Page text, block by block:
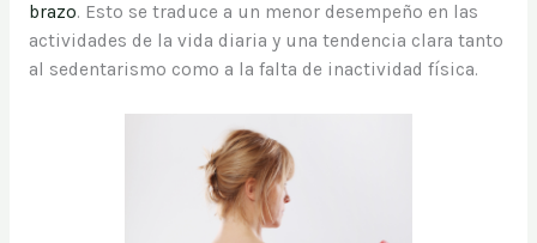
brazo. Esto se traduce a un menor desempeño en las
actividades de la vida diaria y una tendencia clara tanto
al sedentarismo como a la falta de inactividad física.